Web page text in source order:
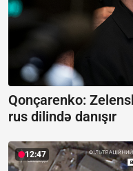
Qonçarenko:
rus dilində danışır
12:47